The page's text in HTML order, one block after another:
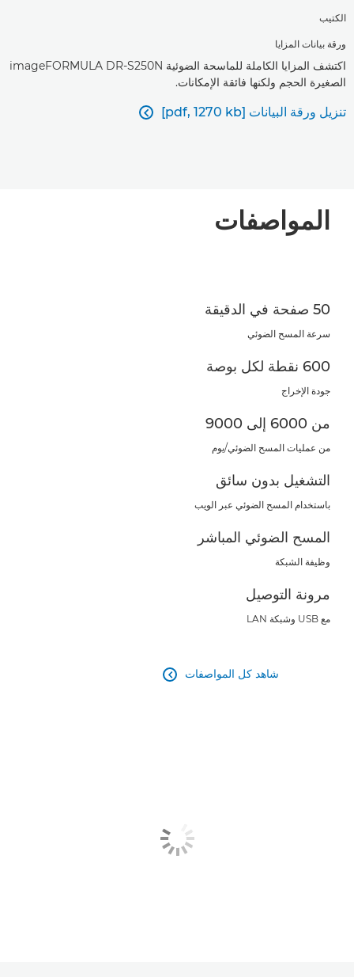
الكتيب
ورقة بيانات المزايا
اكتشف المزايا الكاملة للماسحة الضوئية imageFORMULA DR-S250N
الصغيرة الحجم ولكنها فائقة الإمكانات.
تنزيل ورقة البيانات [pdf, 1270 kb] 
المواصفات
50 صفحة في الدقيقة
سرعة المسح الضوئي
600 نقطة لكل بوصة
جودة الإخراج
من 6000 إلى 9000
من عمليات المسح الضوئي/يوم
التشغيل بدون سائق
باستخدام المسح الضوئي عبر الويب
المسح الضوئي المباشر
وظيفة الشبكة
مرونة التوصيل
مع USB وشبكة LAN
شاهد كل المواصفات 